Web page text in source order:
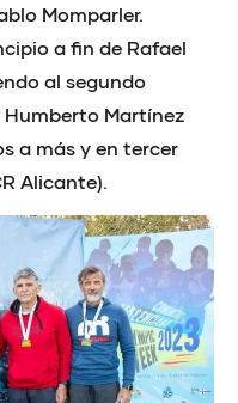
Momparler.
a fin de Rafael
al segundo
Martínez
a más y en tercer
Alicante).